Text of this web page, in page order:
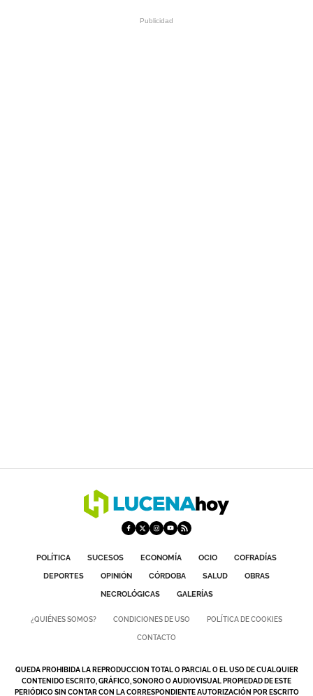
POLÍTICA SUCESOS ECONOMÍA OCIO
COFRADÍAS
DEPORTES
OPINIÓN CÓRDOBA SALUD
OBRAS
NECROLÓGICAS
GALERÍAS
¿QUIÉNES SOMOS? CONDICIONES DE USO POLÍTICA DE COOKIES
CONTACTO
QUEDA PROHIBIDA LA REPRODUCCION TOTAL O PARCIAL O EL USO DE CUALQUIER
CONTENIDO ESCRITO, GRÁFICO, SONORO O AUDIOVISUAL PROPIEDAD DE ESTE
PERIÓDICO SIN CONTAR CON LA CORRESPONDIENTE AUTORIZACIÓN POR ESCRITO